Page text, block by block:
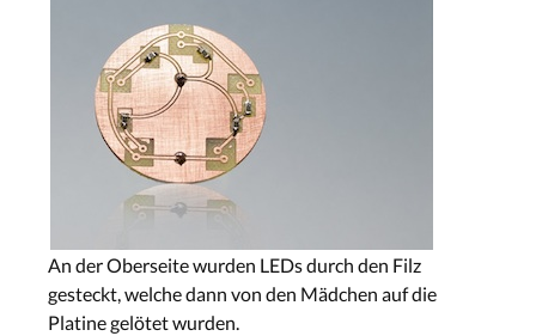
An der Oberseite wurden LEDs durch den Filz
gesteckt, welche dann von den Mädchen auf die
Platine gelötet wurden.